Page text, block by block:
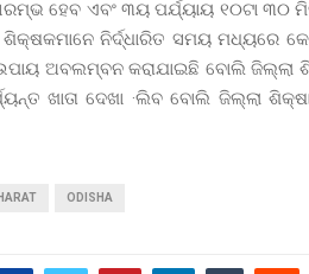
ହେବ ଏବଂ ୩ୟ ପର୍ଯ୍ୟାୟ ୧୦ଟା ୩୦
ଶିକ୍ଷକମାନେ ନିର୍ଦ୍ଧାରିତ ସମୟ ମଧ୍ୟରେ
ଅବଲମ୍ବନ କରାଯାଇଛି ବୋଲି ଜିଲ୍ଲା
ଖାତା ଦେଖା ·ଲିବ ବୋଲି ଜିଲ୍ଲା ଶିକ୍ଷା
ODISHA